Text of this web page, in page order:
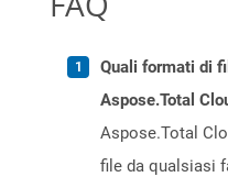
Quali formati di
Aspose.Total
Aspose.Total
file da qualsiasi